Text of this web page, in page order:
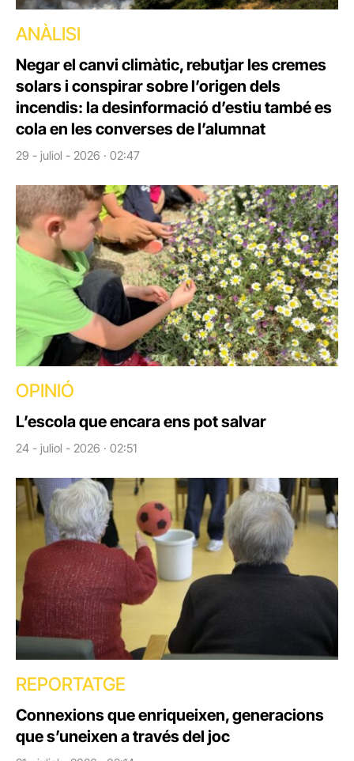
ANÀLISI
Negar el canvi climàtic, rebutjar les cremes
solars i conspirar sobre l’origen dels
incendis: la desinformació d’estiu també es
cola en les converses de l’alumnat
29 - juliol - 2026 · 02:47
OPINIÓ
L’escola que encara ens pot salvar
24 - juliol - 2026 · 02:51
REPORTATGE
Connexions que enriqueixen, generacions
que s’uneixen a través del joc